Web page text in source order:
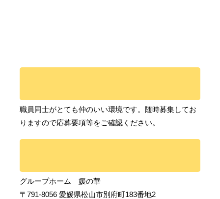
職員同士がとても仲のいい環境です。随時募集してお
りますので応募要項等をご確認ください。
グループホーム 媛の華
〒791-8056 愛媛県松山市別府町183番地2